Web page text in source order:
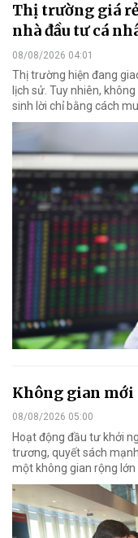
Thị trường giá
nhà đầu tư cá
08/08/2026 04:01
Thị trường hiện đang
lịch sử. Tuy nhiên,
sinh lời chỉ bằng cách
Không gian mới
08/08/2026 05:00
Hoạt động đầu tư khởi
trương, quyết sách
một không gian rộng